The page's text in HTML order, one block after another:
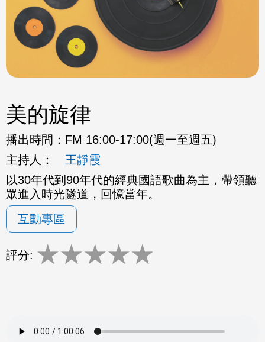
美的旋律
播出時間： FM 16:00-17:00(週一至週五)
主持人：
王靜霞
以30年代到90年代的經典國語歌曲為主，帶領聽
眾進入時光隧道，回憶當年。
互動專區
評分: ★★★★★